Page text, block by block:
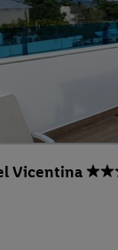
Vicentina